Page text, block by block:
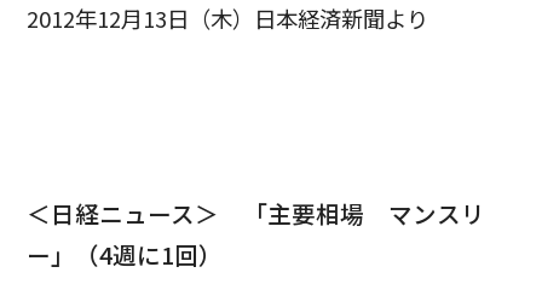
2012年12月13日（木）日本経済新聞より
＜日経ニュース＞ 「主要相場 マンスリ
ー」（4週に1回）